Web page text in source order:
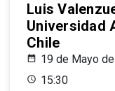
Luis
Universidad
Chile
19 de Mayo
15:30